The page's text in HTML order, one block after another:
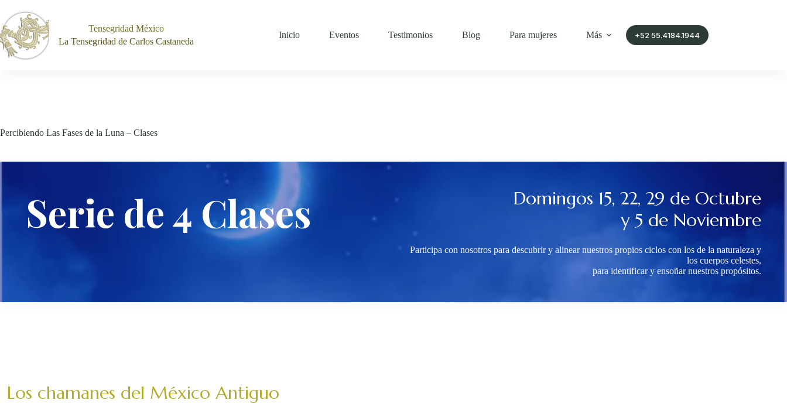
contenido
Tensegridad México
La Tensegridad de Carlos Castaneda
Inicio Eventos Testimonios Blog Para mujeres Más +52 55.4184.1944
Percibiendo Las Fases de la Luna – Clases
Serie de 4 Clases
Domingos 15, 22, 29 de Octubre
y 5 de Noviembre
Participa con nosotros para descubrir y alinear nuestros propios ciclos con los de la naturaleza y
los cuerpos celestes,
para identificar y ensoñar nuestros propósitos.
Los chamanes del México Antiguo